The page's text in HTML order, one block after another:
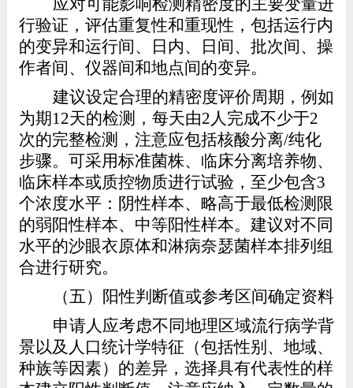
行验证， 评估重复性和重现性，包括运行内
的变异和运行间、日内、日间、批次间、操
作者间、仪器间和地点间的变异。
建议设定合理的精密度评价周期，例如
为期12天的检测，每天由2 人完成不少于2
次的完整检测 ，注意应包括核酸分离/纯化
步骤。 可采用标准菌株、临床分离培养物、
临床样本或质控物质进行试验，至少包含3
个浓度水平：阴性样本、略高于最低检测限
的弱阳性样本、中等阳性样本。建议对不同
水平的沙眼衣原体和淋病奈瑟菌样本排列组
合进行研究。
（五）阳性判断值或参考区间确定资料
申请人应考虑不同地理区域流行病学背
景以及人口统计学特征（包括性别、地域、
种族等因素）的差异，选择具有代表性的样